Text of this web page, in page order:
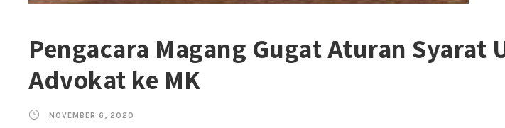
Pengacara Magang Gugat Aturan Syarat
Advokat ke MK
NOVEMBER 6, 2020